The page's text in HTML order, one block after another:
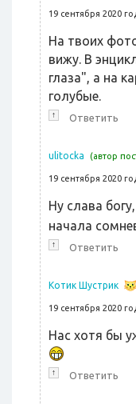
19 сентября 2020
На твоих
вижу. В
глаза", а на
голубые.
↑ Ответить
ulitocka (автор
19 сентября 2020
Ну слава
начала
↑ Ответить
Котик Шустрик
19 сентября 2020
Нас хотя бы
↑ Ответить